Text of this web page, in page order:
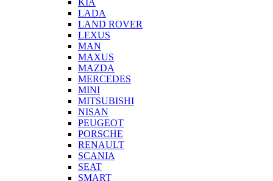
KIA
LADA
LAND ROVER
LEXUS
MAN
MAXUS
MAZDA
MERCEDES
MINI
MITSUBISHI
NISAN
PEUGEOT
PORSCHE
RENAULT
SCANIA
SEAT
SMART